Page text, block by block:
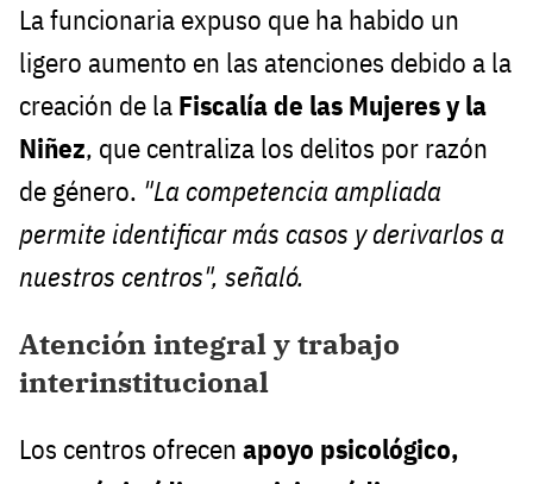
La funcionaria expuso que ha habido un
ligero aumento en las atenciones debido a la
creación de la Fiscalía de las Mujeres y la
Niñez, que centraliza los delitos por razón
de género. "La competencia ampliada
permite identificar más casos y derivarlos a
nuestros centros", señaló.
Atención integral y trabajo
interinstitucional
Los centros ofrecen apoyo psicológico,